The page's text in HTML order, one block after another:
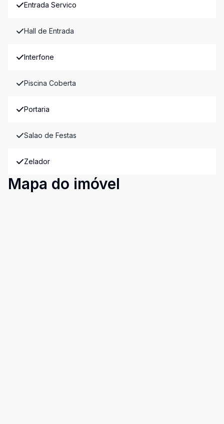
Entrada Servico
Hall de Entrada
Interfone
Piscina Coberta
Portaria
Salao de Festas
Zelador
Mapa do imóvel